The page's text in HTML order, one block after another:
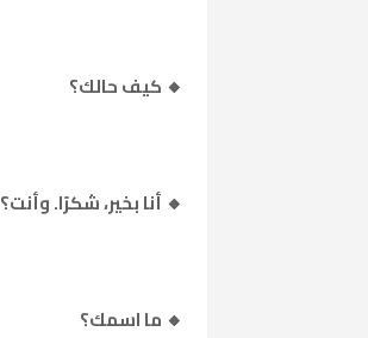
🔸 كيف حالك؟
🔸 أنا بخير، شكرًا. وأنت؟
🔸 ما اسمك؟